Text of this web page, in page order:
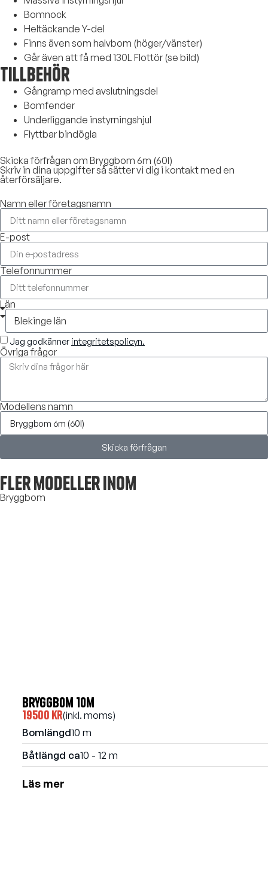
Bomnock
Heltäckande Y-del
Finns även som halvbom (höger/vänster)
Går även att få med 130L Flottör (se bild)
Tillbehör
Gångramp med avslutningsdel
Bomfender
Underliggande instyrningshjul
Flyttbar bindögla
Skicka förfrågan om Bryggbom 6m (60l)
Skriv in dina uppgifter så sätter vi dig i kontakt med en
återförsäljare.
Namn eller företagsnamn
E-post
Telefonnummer
Län
Jag godkänner integritetspolicyn.
Övriga frågor
Modellens namn
Skicka förfrågan
Fler modeller inom
Bryggbom
Bryggbom 10m
19500 kr(inkl. moms)
Bomlängd10 m
Båtlängd ca10 - 12 m
Läs mer